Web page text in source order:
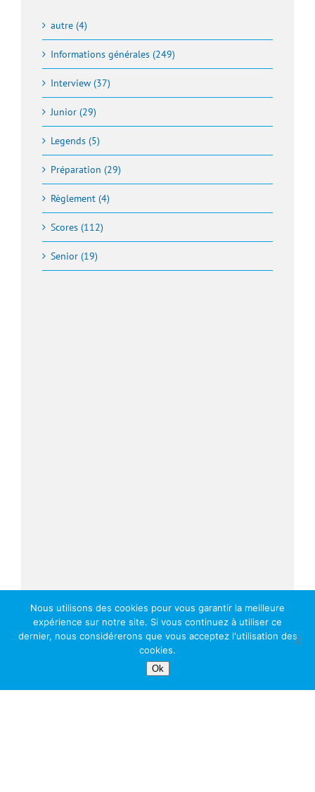
autre (4)
Informations générales (249)
Interview (37)
Junior (29)
Legends (5)
Préparation (29)
Règlement (4)
Scores (112)
Senior (19)
Nous utilisons des cookies pour vous garantir la meilleure
expérience sur notre site. Si vous continuez à utiliser ce
dernier, nous considérerons que vous acceptez l'utilisation des
cookies.
Ok